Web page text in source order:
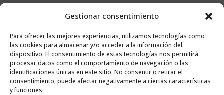
Gestionar consentimiento
Para ofrecer las mejores experiencias, utilizamos tecnologías como
las cookies para almacenar y/o acceder a la información del
dispositivo. El consentimiento de estas tecnologías nos permitirá
procesar datos como el comportamiento de navegación o las
identificaciones únicas en este sitio. No consentir o retirar el
consentimiento, puede afectar negativamente a ciertas características
y funciones.
Admisiones
Calendario escolar
Contacto
Sugerencias